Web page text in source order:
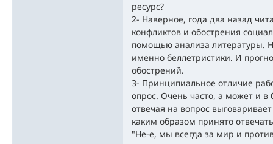
ресурс?
2- Наверное, года два назад
конфликтов и обострения
помощью анализа литературы.
именно беллетристики. И
обострений.
3- Принципиальное отличие
опрос. Очень часто, а может и в
отвечая на вопрос
каким образом принято
"Не-е, мы всегда за мир и